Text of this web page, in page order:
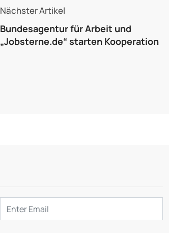
Nächster Artikel
Bundesagentur für Arbeit und
„Jobsterne.de“ starten Kooperation